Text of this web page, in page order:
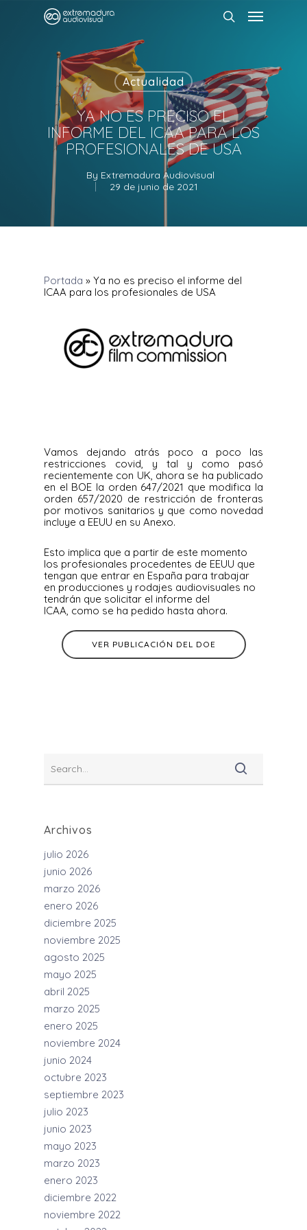
Actualidad
YA NO ES PRECISO EL
INFORME DEL ICAA PARA LOS
PROFESIONALES DE USA
By Extremadura Audiovisual
29 de junio de 2021
Portada » Ya no es preciso el informe del
ICAA para los profesionales de USA
Vamos dejando atrás poco a poco las
restricciones covid, y tal y como pasó
recientemente con UK, ahora se ha publicado
en el BOE la orden 647/2021 que modifica la
orden 657/2020 de restricción de fronteras
por motivos sanitarios y que como novedad
incluye a EEUU en su Anexo.
Esto implica que a partir de este momento
los profesionales procedentes de EEUU que
tengan que entrar en España para trabajar
en producciones y rodajes audiovisuales no
tendrán que solicitar el informe del
ICAA, como se ha pedido hasta ahora.
VER PUBLICACIÓN DEL DOE
Archivos
julio 2026
junio 2026
marzo 2026
enero 2026
diciembre 2025
noviembre 2025
agosto 2025
mayo 2025
abril 2025
marzo 2025
enero 2025
noviembre 2024
junio 2024
octubre 2023
septiembre 2023
julio 2023
junio 2023
mayo 2023
marzo 2023
enero 2023
diciembre 2022
noviembre 2022